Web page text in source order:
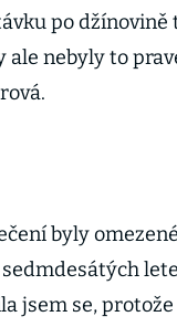
po džínovině
ale nebyly to
byly
jsem se,